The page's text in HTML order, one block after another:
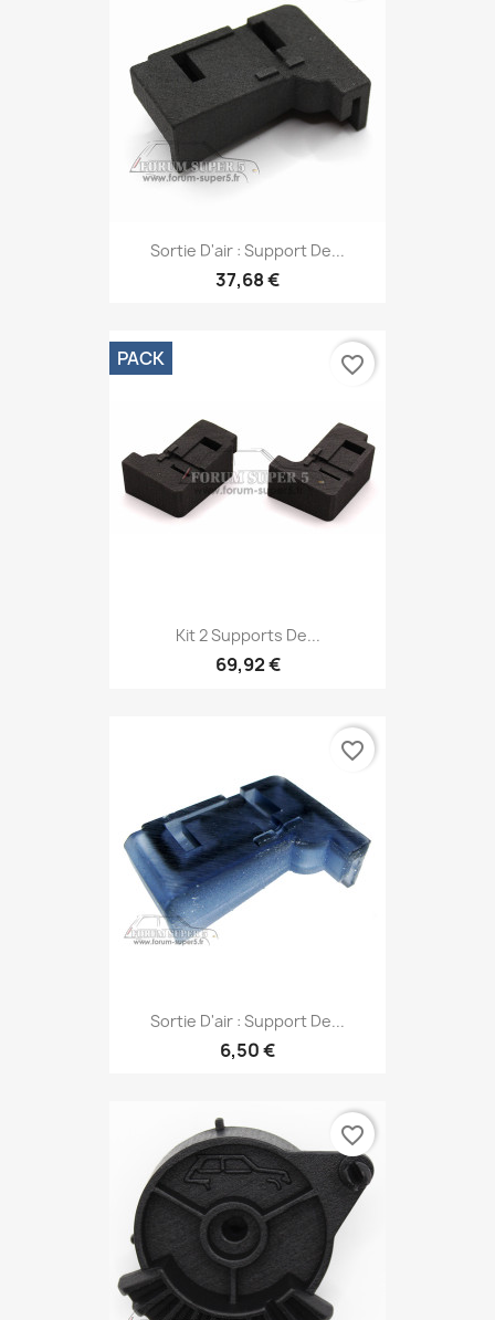
Sortie D'air : Support De...
37,68 €
Kit 2 Supports De...
69,92 €
PACK favorite_border
Sortie D'air : Support De...
6,50 €
favorite_border
favorite_border